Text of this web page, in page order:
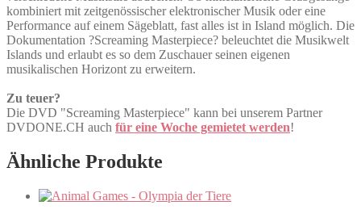
kombiniert mit zeitgenössischer elektronischer Musik oder eine
Performance auf einem Sägeblatt, fast alles ist in Island möglich. Die
Dokumentation ?Screaming Masterpiece? beleuchtet die Musikwelt
Islands und erlaubt es so dem Zuschauer seinen eigenen
musikalischen Horizont zu erweitern.
Zu teuer?
Die DVD "Screaming Masterpiece" kann bei unserem Partner
DVDONE.CH auch für eine Woche gemietet werden!
Ähnliche Produkte